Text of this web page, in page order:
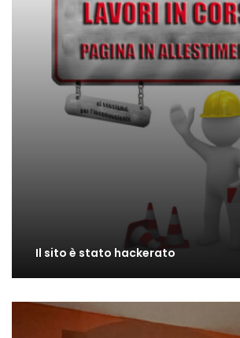
Il sito è stato hackerato